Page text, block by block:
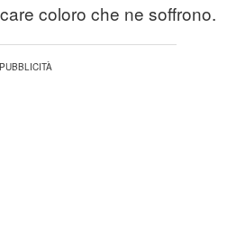
coloro che ne soffrono.